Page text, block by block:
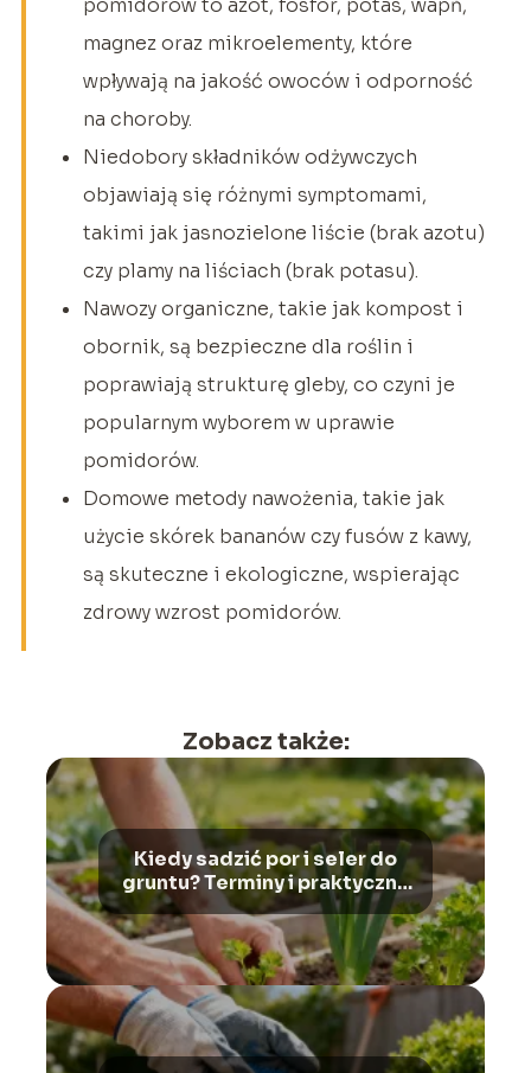
pomidorów to azot, fosfor, potas, wapń,
magnez oraz mikroelementy, które
wpływają na jakość owoców i odporność
na choroby.
Niedobory składników odżywczych
objawiają się różnymi symptomami,
takimi jak jasnozielone liście (brak azotu)
czy plamy na liściach (brak potasu).
Nawozy organiczne, takie jak kompost i
obornik, są bezpieczne dla roślin i
poprawiają strukturę gleby, co czyni je
popularnym wyborem w uprawie
pomidorów.
Domowe metody nawożenia, takie jak
użycie skórek bananów czy fusów z kawy,
są skuteczne i ekologiczne, wspierając
zdrowy wzrost pomidorów.
Zobacz także:
Kiedy sadzić por i seler do
gruntu? Terminy i praktyczne
wskazówki